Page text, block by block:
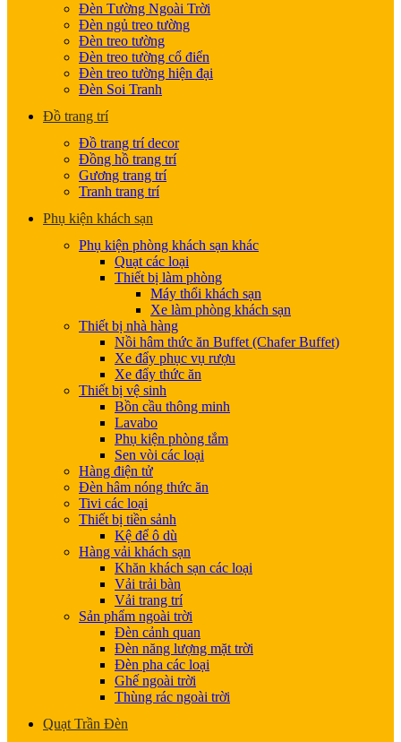
Đèn Tường Ngoài Trời
Đèn ngủ treo tường
Đèn treo tường
Đèn treo tường cổ điển
Đèn treo tường hiện đại
Đèn Soi Tranh
Đồ trang trí
Đồ trang trí decor
Đồng hồ trang trí
Gương trang trí
Tranh trang trí
Phụ kiện khách sạn
Phụ kiện phòng khách sạn khác
Quạt các loại
Thiết bị làm phòng
Máy thổi khách sạn
Xe làm phòng khách sạn
Thiết bị nhà hàng
Nồi hâm thức ăn Buffet (Chafer Buffet)
Xe đẩy phục vụ rượu
Xe đẩy thức ăn
Thiết bị vệ sinh
Bồn cầu thông minh
Lavabo
Phụ kiện phòng tắm
Sen vòi các loại
Hàng điện tử
Đèn hâm nóng thức ăn
Tivi các loại
Thiết bị tiền sảnh
Kệ để ô dù
Hàng vải khách sạn
Khăn khách sạn các loại
Vải trải bàn
Vải trang trí
Sản phẩm ngoài trời
Đèn cảnh quan
Đèn năng lượng mặt trời
Đèn pha các loại
Ghế ngoài trời
Thùng rác ngoài trời
Quạt Trần Đèn